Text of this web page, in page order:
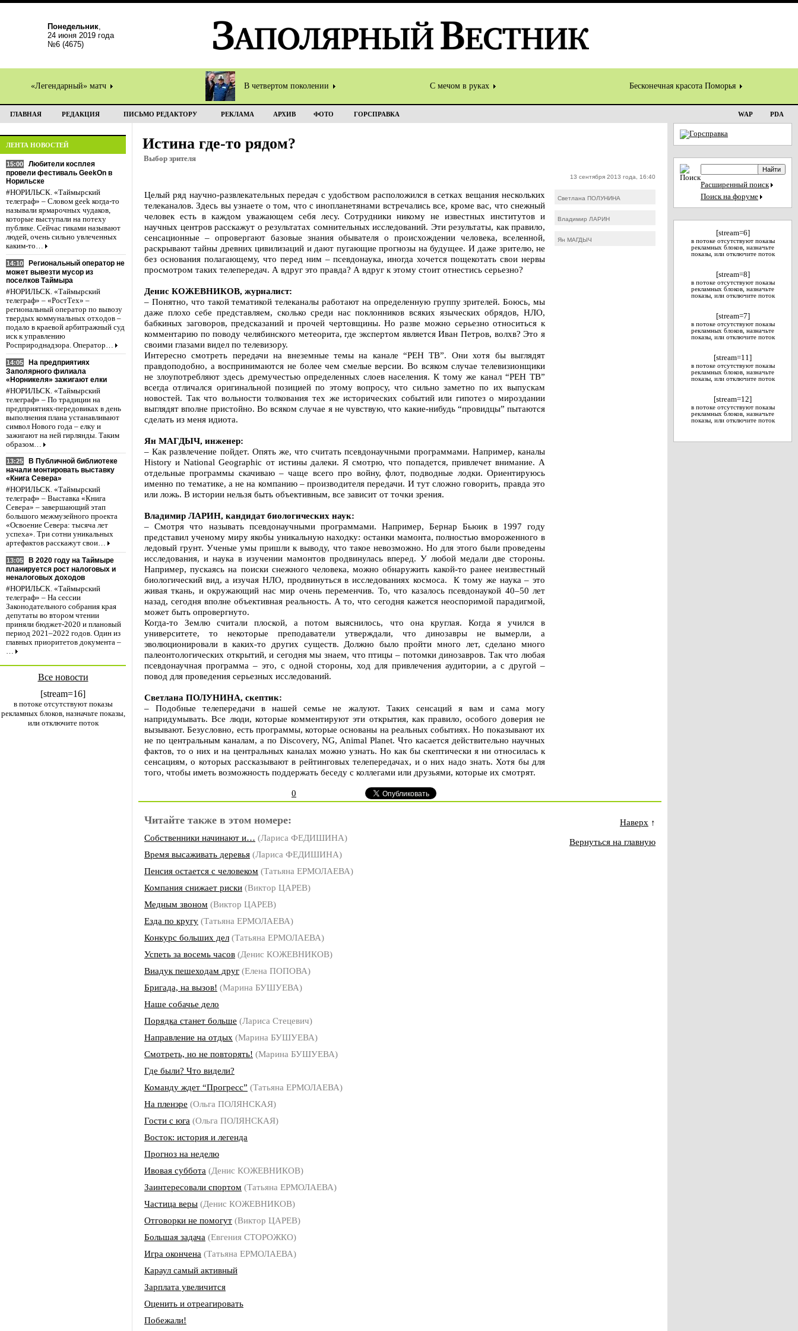
Понедельник,
24 июня 2019 года
№6 (4675)
«Легендарный» матч В четвертом поколении С мечом в руках Бесконечная красота Поморья
ГЛАВНАЯ РЕДАКЦИЯ ПИСЬМО РЕДАКТОРУ РЕКЛАМА АРХИВ ФОТО ГОРСПРАВКА WAP PDA
ЛЕНТА НОВОСТЕЙ
15:00
Любители косплея
провели фестиваль GeekOn в
Норильске
#НОРИЛЬСК. «Таймырский
телеграф» – Словом geek когда-то
называли ярмарочных чудаков,
которые выступали на потеху
публике. Сейчас гиками называют
людей, очень сильно увлеченных
каким-то…
14:10
Региональный оператор не
может вывезти мусор из
поселков Таймыра
#НОРИЛЬСК. «Таймырский
телеграф» – «РостТех» –
региональный оператор по вывозу
твердых коммунальных отходов –
подало в краевой арбитражный суд
иск к управлению
Росприроднадзора. Оператор…
14:05
На предприятиях
Заполярного филиала
«Норникеля» зажигают елки
#НОРИЛЬСК. «Таймырский
телеграф» – По традиции на
предприятиях-передовиках в день
выполнения плана устанавливают
символ Нового года – елку и
зажигают на ней гирлянды. Таким
образом…
13:25
В Публичной библиотеке
начали монтировать выставку
«Книга Севера»
#НОРИЛЬСК. «Таймырский
телеграф» – Выставка «Книга
Севера» – завершающий этап
большого межмузейного проекта
«Освоение Севера: тысяча лет
успеха». Три сотни уникальных
артефактов расскажут свои…
13:05
В 2020 году на Таймыре
планируется рост налоговых и
неналоговых доходов
#НОРИЛЬСК. «Таймырский
телеграф» – На сессии
Законодательного собрания края
депутаты во втором чтении
приняли бюджет-2020 и плановый
период 2021–2022 годов. Один из
главных приоритетов документа –
…
Все новости
[stream=16]
в потоке отсутствуют показы
рекламных блоков, назначьте показы,
или отключите поток
Истина где-то рядом?
Выбор зрителя
13 сентября 2013 года, 16:40
Целый ряд научно-развлекательных передач с удобством расположился в сетках вещания нескольких
телеканалов. Здесь вы узнаете о том, что с инопланетянами встречались все, кроме вас, что снежный
человек есть в каждом уважающем себя лесу. Сотрудники никому не известных институтов и
научных центров расскажут о результатах сомнительных исследований. Эти результаты, как правило,
сенсационные – опровергают базовые знания обывателя о происхождении человека, вселенной,
раскрывают тайны древних цивилизаций и дают пугающие прогнозы на будущее. И даже зрителю, не
без основания полагающему, что перед ним – псевдонаука, иногда хочется пощекотать свои нервы
просмотром таких телепередач. А вдруг это правда? А вдруг к этому стоит отнестись серьезно?
Денис КОЖЕВНИКОВ, журналист:
– Понятно, что такой тематикой телеканалы работают на определенную группу зрителей. Боюсь, мы
даже плохо себе представляем, сколько среди нас поклонников всяких языческих обрядов, НЛО,
бабкиных заговоров, предсказаний и прочей чертовщины. Но разве можно серьезно относиться к
комментарию по поводу челябинского метеорита, где экспертом является Иван Петров, волхв? Это я
своими глазами видел по телевизору.
Интересно смотреть передачи на внеземные темы на канале “РЕН ТВ”. Они хотя бы выглядят
правдоподобно, а воспринимаются не более чем смелые версии. Во всяком случае телевизионщики
не злоупотребляют здесь дремучестью определенных слоев населения. К тому же канал “РЕН ТВ”
всегда отличался оригинальной позицией по этому вопросу, что сильно заметно по их выпускам
новостей. Так что вольности толкования тех же исторических событий или гипотез о мироздании
выглядят вполне пристойно. Во всяком случае я не чувствую, что какие-нибудь “провидцы” пытаются
сделать из меня идиота.
Ян МАГДЫЧ, инженер:
– Как развлечение пойдет. Опять же, что считать псевдонаучными программами. Например, каналы
History и National Geographic от истины далеки. Я смотрю, что попадется, привлечет внимание. А
отдельные программы скачиваю – чаще всего про войну, флот, подводные лодки. Ориентируюсь
именно по тематике, а не на компанию – производителя передачи. И тут сложно говорить, правда это
или ложь. В истории нельзя быть объективным, все зависит от точки зрения.
Владимир ЛАРИН, кандидат биологических наук:
– Смотря что называть псевдонаучными программами. Например, Бернар Бьюик в 1997 году
представил ученому миру якобы уникальную находку: останки мамонта, полностью вмороженного в
ледовый грунт. Ученые умы пришли к выводу, что такое невозможно. Но для этого были проведены
исследования, и наука в изучении мамонтов продвинулась вперед. У любой медали две стороны.
Например, пускаясь на поиски снежного человека, можно обнаружить какой-то ранее неизвестный
биологический вид, а изучая НЛО, продвинуться в исследованиях космоса. К тому же наука – это
живая ткань, и окружающий нас мир очень переменчив. То, что казалось псевдонаукой 40–50 лет
назад, сегодня вполне объективная реальность. А то, что сегодня кажется неоспоримой парадигмой,
может быть опровергнуто.
Когда-то Землю считали плоской, а потом выяснилось, что она круглая. Когда я учился в
университете, то некоторые преподаватели утверждали, что динозавры не вымерли, а
эволюционировали в каких-то других существ. Должно было пройти много лет, сделано много
палеонтологических открытий, и сегодня мы знаем, что птицы – потомки динозавров. Так что любая
псевдонаучная программа – это, с одной стороны, ход для привлечения аудитории, а с другой –
повод для проведения серьезных исследований.
Светлана ПОЛУНИНА, скептик:
– Подобные телепередачи в нашей семье не жалуют. Таких сенсаций я вам и сама могу
напридумывать. Все люди, которые комментируют эти открытия, как правило, особого доверия не
вызывают. Безусловно, есть программы, которые основаны на реальных событиях. Но показывают их
не по центральным каналам, а по Discovery, NG, Animal Planet. Что касается действительно научных
фактов, то о них и на центральных каналах можно узнать. Но как бы скептически я ни относилась к
сенсациям, о которых рассказывают в рейтинговых телепередачах, и о них надо знать. Хотя бы для
того, чтобы иметь возможность поддержать беседу с коллегами или друзьями, которые их смотрят.
Светлана ПОЛУНИНА
Владимир ЛАРИН
Ян МАГДЫЧ
0
Читайте также в этом номере:
Собственники начинают и… (Лариса ФЕДИШИНА)
Время высаживать деревья (Лариса ФЕДИШИНА)
Пенсия остается с человеком (Татьяна ЕРМОЛАЕВА)
Компания снижает риски (Виктор ЦАРЕВ)
Медным звоном (Виктор ЦАРЕВ)
Езда по кругу (Татьяна ЕРМОЛАЕВА)
Конкурс больших дел (Татьяна ЕРМОЛАЕВА)
Успеть за восемь часов (Денис КОЖЕВНИКОВ)
Виадук пешеходам друг (Елена ПОПОВА)
Бригада, на вызов! (Марина БУШУЕВА)
Наше собачье дело
Порядка станет больше (Лариса Стецевич)
Направление на отдых (Марина БУШУЕВА)
Смотреть, но не повторять! (Марина БУШУЕВА)
Где были? Что видели?
Команду ждет “Прогресс” (Татьяна ЕРМОЛАЕВА)
На пленэре (Ольга ПОЛЯНСКАЯ)
Гости с юга (Ольга ПОЛЯНСКАЯ)
Восток: история и легенда
Прогноз на неделю
Ивовая суббота (Денис КОЖЕВНИКОВ)
Заинтересовали спортом (Татьяна ЕРМОЛАЕВА)
Частица веры (Денис КОЖЕВНИКОВ)
Отговорки не помогут (Виктор ЦАРЕВ)
Большая задача (Евгения СТОРОЖКО)
Игра окончена (Татьяна ЕРМОЛАЕВА)
Караул самый активный
Зарплата увеличится
Оценить и отреагировать
Побежали!
Наверх ↑
Вернуться на главную
Расширенный поиск
Поиск на форуме
[stream=6]
в потоке отсутствуют показы
рекламных блоков, назначьте
показы, или отключите поток
[stream=8]
в потоке отсутствуют показы
рекламных блоков, назначьте
показы, или отключите поток
[stream=7]
в потоке отсутствуют показы
рекламных блоков, назначьте
показы, или отключите поток
[stream=11]
в потоке отсутствуют показы
рекламных блоков, назначьте
показы, или отключите поток
[stream=12]
в потоке отсутствуют показы
рекламных блоков, назначьте
показы, или отключите поток